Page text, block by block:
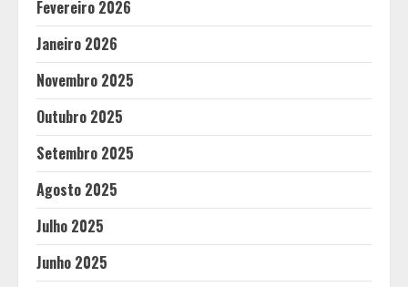
Fevereiro 2026
Janeiro 2026
Novembro 2025
Outubro 2025
Setembro 2025
Agosto 2025
Julho 2025
Junho 2025